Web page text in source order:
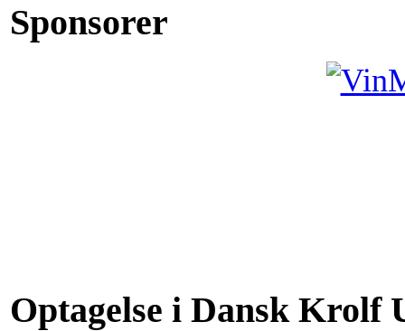
Sponsorer
Optagelse i Dansk Krolf